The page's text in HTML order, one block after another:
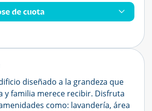
diseñado a la grandeza que
y familia merece recibir. Disfruta
como: lavandería, área
de cuota